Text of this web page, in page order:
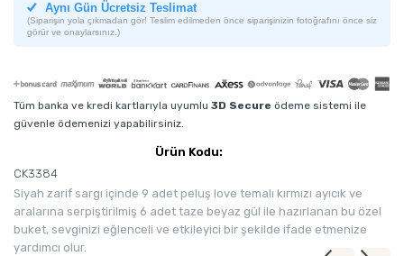
Aynı Gün Ücretsiz Teslimat
(Siparişin yola çıkmadan gör! Teslim edilmeden önce siparişinizin fotoğrafını önce siz
görür ve onaylarsınız.)
Tüm banka ve kredi kartlarıyla uyumlu 3D Secure ödeme sistemi ile
güvenle ödemenizi yapabilirsiniz.
Ürün Kodu:
CK3384
Siyah zarif sargı içinde 9 adet peluş love temalı kırmızı ayıcık ve
aralarına serpiştirilmiş 6 adet taze beyaz gül ile hazırlanan bu özel
buket, sevginizi eğlenceli ve etkileyici bir şekilde ifade etmenize
yardımcı olur.